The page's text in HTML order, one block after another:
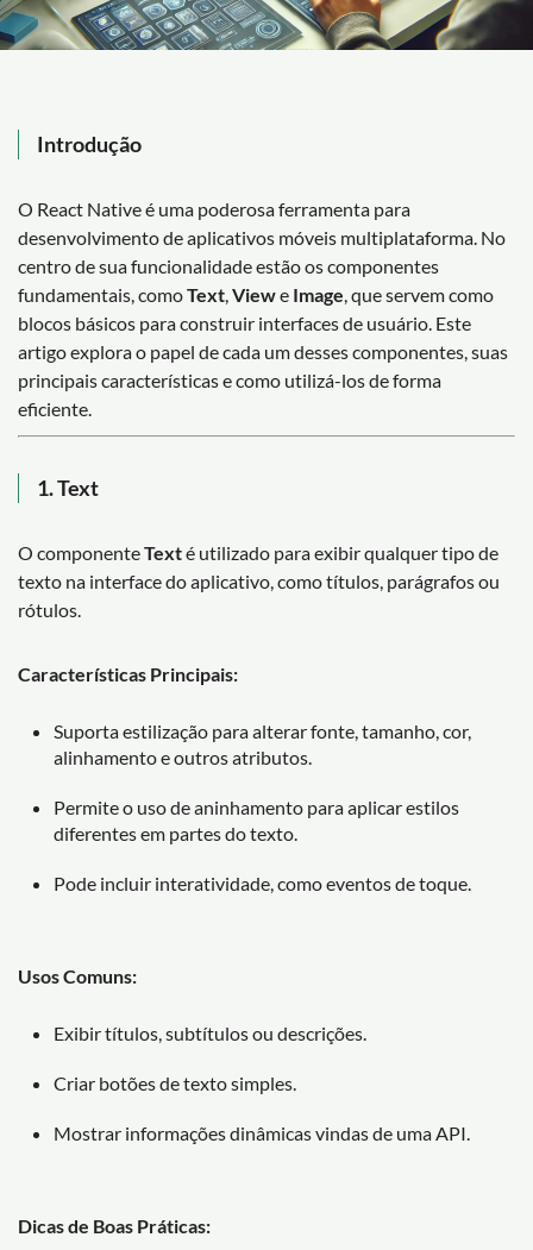
Introdução
O React Native é uma poderosa ferramenta para
desenvolvimento de aplicativos móveis multiplataforma. No
centro de sua funcionalidade estão os componentes
fundamentais, comoText Viewe Image , que servem como
blocos básicos para construir interfaces de usuário. Este
artigo explora o papel de cada um desses componentes, suas
principais características e como utilizá-los de forma
eficiente.
1. Text
O componenteTexté utilizado para exibir qualquer tipo de
texto na interface do aplicativo, como títulos, parágrafos ou
rótulos.
Características Principais:
Suporta estilização para alterar fonte, tamanho, cor,
alinhamento e outros atributos.
Permite o uso de aninhamento para aplicar estilos
diferentes em partes do texto.
Pode incluir interatividade, como eventos de toque.
Usos Comuns:
Exibir títulos, subtítulos ou descrições.
Criar botões de texto simples.
Mostrar informações dinâmicas vindas de uma API.
Dicas de Boas Práticas: